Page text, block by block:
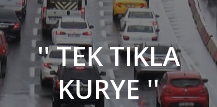
'' TEK TIKLA
KURYE ''